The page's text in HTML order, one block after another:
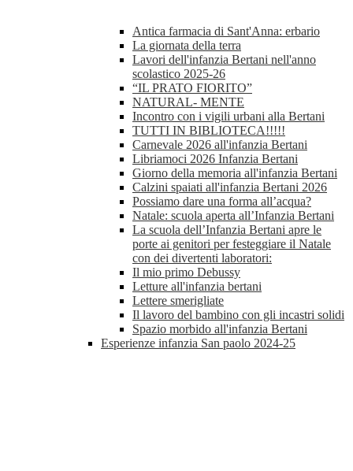
Antica farmacia di Sant'Anna: erbario
La giornata della terra
Lavori dell'infanzia Bertani nell'anno
scolastico 2025-26
“IL PRATO FIORITO”
NATURAL- MENTE
Incontro con i vigili urbani alla Bertani
TUTTI IN BIBLIOTECA!!!!!
Carnevale 2026 all'infanzia Bertani
Libriamoci 2026 Infanzia Bertani
Giorno della memoria all'infanzia Bertani
Calzini spaiati all'infanzia Bertani 2026
Possiamo dare una forma all’acqua?
Natale: scuola aperta all’Infanzia Bertani
La scuola dell’Infanzia Bertani apre le
porte ai genitori per festeggiare il Natale
con dei divertenti laboratori:
Il mio primo Debussy
Letture all'infanzia bertani
Lettere smerigliate
Il lavoro del bambino con gli incastri solidi
Spazio morbido all'infanzia Bertani
Esperienze infanzia San paolo 2024-25